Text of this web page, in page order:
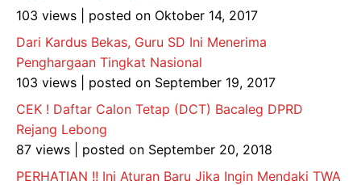
103 views
posted on Oktober 14, 2017
Dari Kardus Bekas, Guru SD Ini Menerima
Penghargaan Tingkat Nasional
103 views
posted on September 19, 2017
CEK ! Daftar Calon Tetap (DCT) Bacaleg DPRD
Rejang Lebong
87 views
posted on September 20, 2018
PERHATIAN !! Ini Aturan Baru Jika Ingin Mendaki TWA